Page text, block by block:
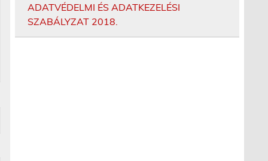
ADATVÉDELMI ÉS ADATKEZELÉSI
SZABÁLYZAT 2018.